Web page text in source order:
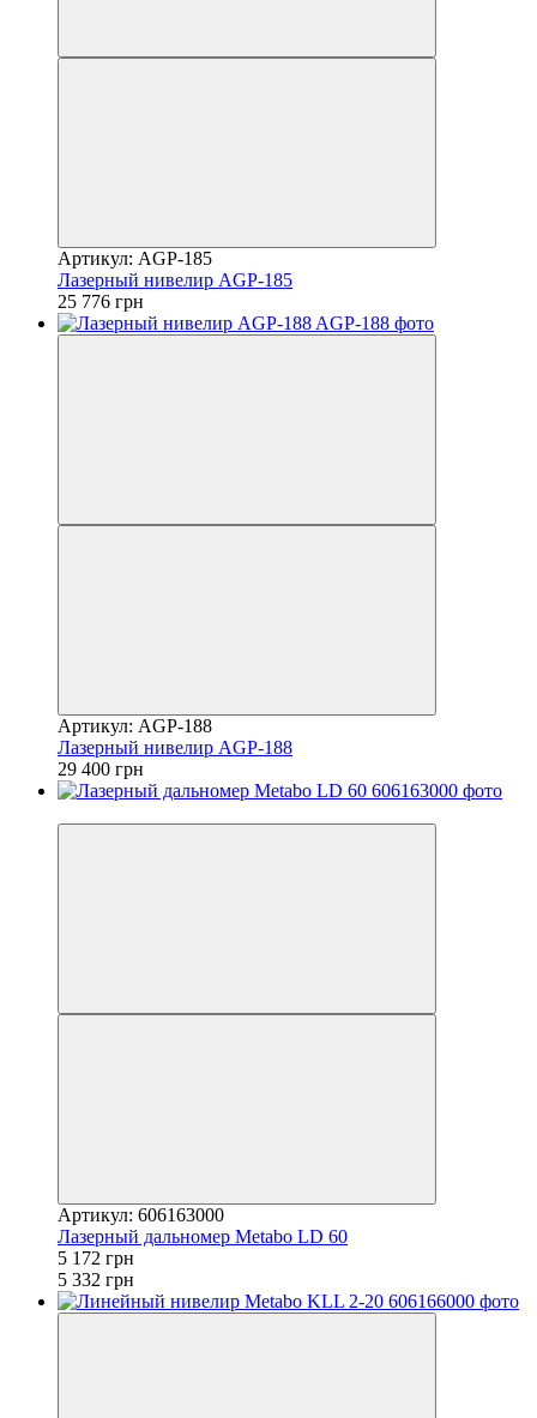
Артикул: AGP-185
Лазерный нивелир AGP-185
25 776 грн
Артикул: AGP-188
Лазерный нивелир AGP-188
29 400 грн
Артикул: 606163000
Лазерный дальномер Metabo LD 60
5 172 грн
5 332 грн